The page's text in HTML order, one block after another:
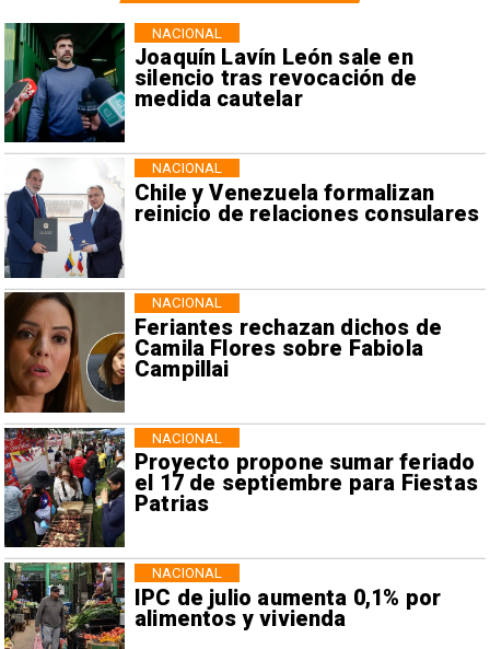
Joaquín Lavín León sale en
silencio tras revocación de
medida cautelar
NACIONAL
Chile y Venezuela formalizan
reinicio de relaciones consulares
NACIONAL
Feriantes rechazan dichos de
Camila Flores sobre Fabiola
Campillai
NACIONAL
Proyecto propone sumar feriado
el 17 de septiembre para Fiestas
Patrias
NACIONAL
IPC de julio aumenta 0,1% por
alimentos y vivienda
NACIONAL